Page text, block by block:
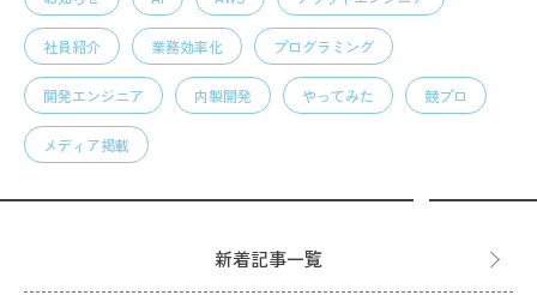
社員紹介 業務効率化 プログラミング
開発エンジニア 内製開発 やってみた 競プロ
メディア掲載
新着記事一覧